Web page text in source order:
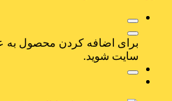
برای اضافه کردن محصول به
سایت شوید.